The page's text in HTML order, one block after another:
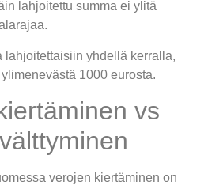
lahjoitettu summa ei ylitä
lahjoitettaisiin yhdellä kerralla,
1000 eurosta.
vs
verojen kiertäminen on